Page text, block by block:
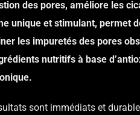
des pores, améliore les
unique et stimulant, permet
les impuretés des pores
nutritifs à base
sont immédiats et